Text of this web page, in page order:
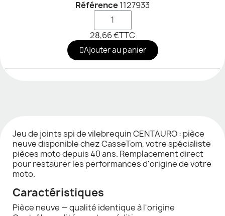
Référence1127933
28,66 €TTC
Ajouter au panier
Jeu de joints spi de vilebrequin CENTAURO : pièce
neuve disponible chez CasseTom, votre spécialiste
pièces moto depuis 40 ans. Remplacement direct
pour restaurer les performances d'origine de votre
moto.
Caractéristiques
Pièce neuve — qualité identique à l'origine